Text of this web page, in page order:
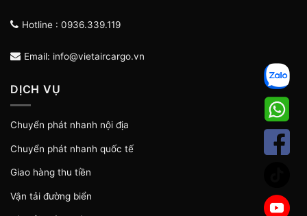
Hotline : 0936.339.119
Email: info@vietaircargo.vn
DỊCH VỤ
Chuyển phát nhanh nội địa
Chuyển phát nhanh quốc tế
Giao hàng thu tiền
Vận tải đường biển